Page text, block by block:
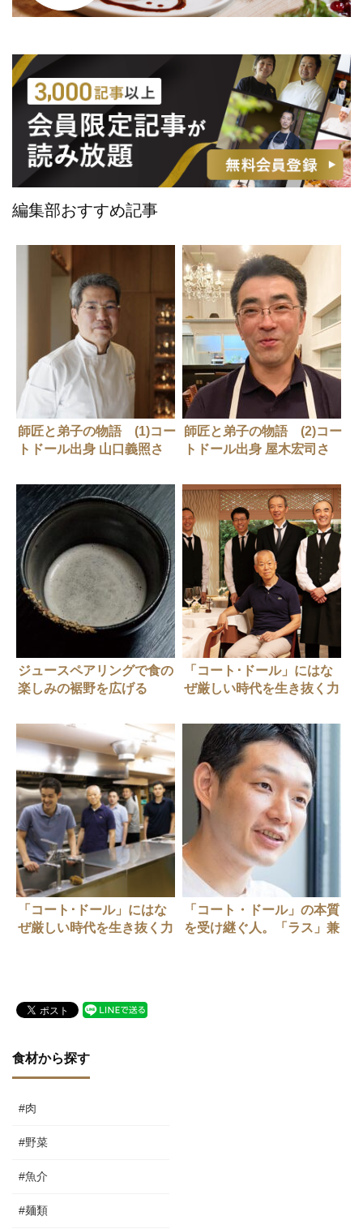
編集部おすすめ記事
師匠と弟子の物語 (1)コー
トドール出身 山口義照さ
師匠と弟子の物語 (2)コー
トドール出身 屋木宏司さ
ジュースペアリングで食の
楽しみの裾野を広げる
「コート･ドール」にはな
ぜ厳しい時代を生き抜く力
「コート･ドール」にはな
ぜ厳しい時代を生き抜く力
「コート・ドール」の本質
を受け継ぐ人。「ラス」兼
食材から探す
#肉
#野菜
#魚介
#麺類